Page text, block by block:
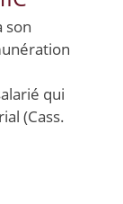
son
qui
(Cass.